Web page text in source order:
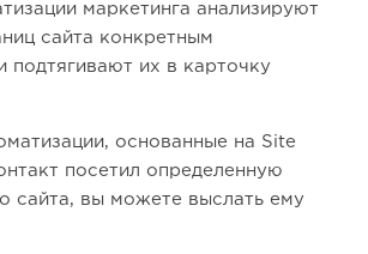
маркетинга анализируют
сайта конкретным
подтягивают их в карточку
основанные на Site
посетил определенную
сайта, вы можете выслать ему